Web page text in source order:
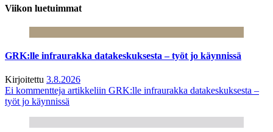
Viikon luetuimmat
GRK:lle infraurakka datakeskuksesta – työt jo käynnissä
Kirjoitettu 3.8.2026
Ei kommentteja artikkeliin GRK:lle infraurakka datakeskuksesta –
työt jo käynnissä